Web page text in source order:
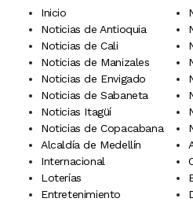
Inicio
Noticias de Antioquia
Noticias de Cali
Noticias de Manizales
Noticias de Envigado
Noticias de Sabaneta
Noticias Itagüí
Noticias de Copacabana
Alcaldía de Medellín
Internacional
Loterías
Entretenimiento